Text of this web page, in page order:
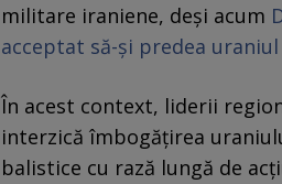
militare iraniene, deşi acum
acceptat să-și predea
În acest context, liderii
interzică îmbogățirea
balistice cu rază lungă de